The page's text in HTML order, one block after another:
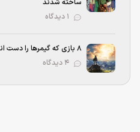
ساخته شدند
۸ بازی که گیمرها را دست انداختند